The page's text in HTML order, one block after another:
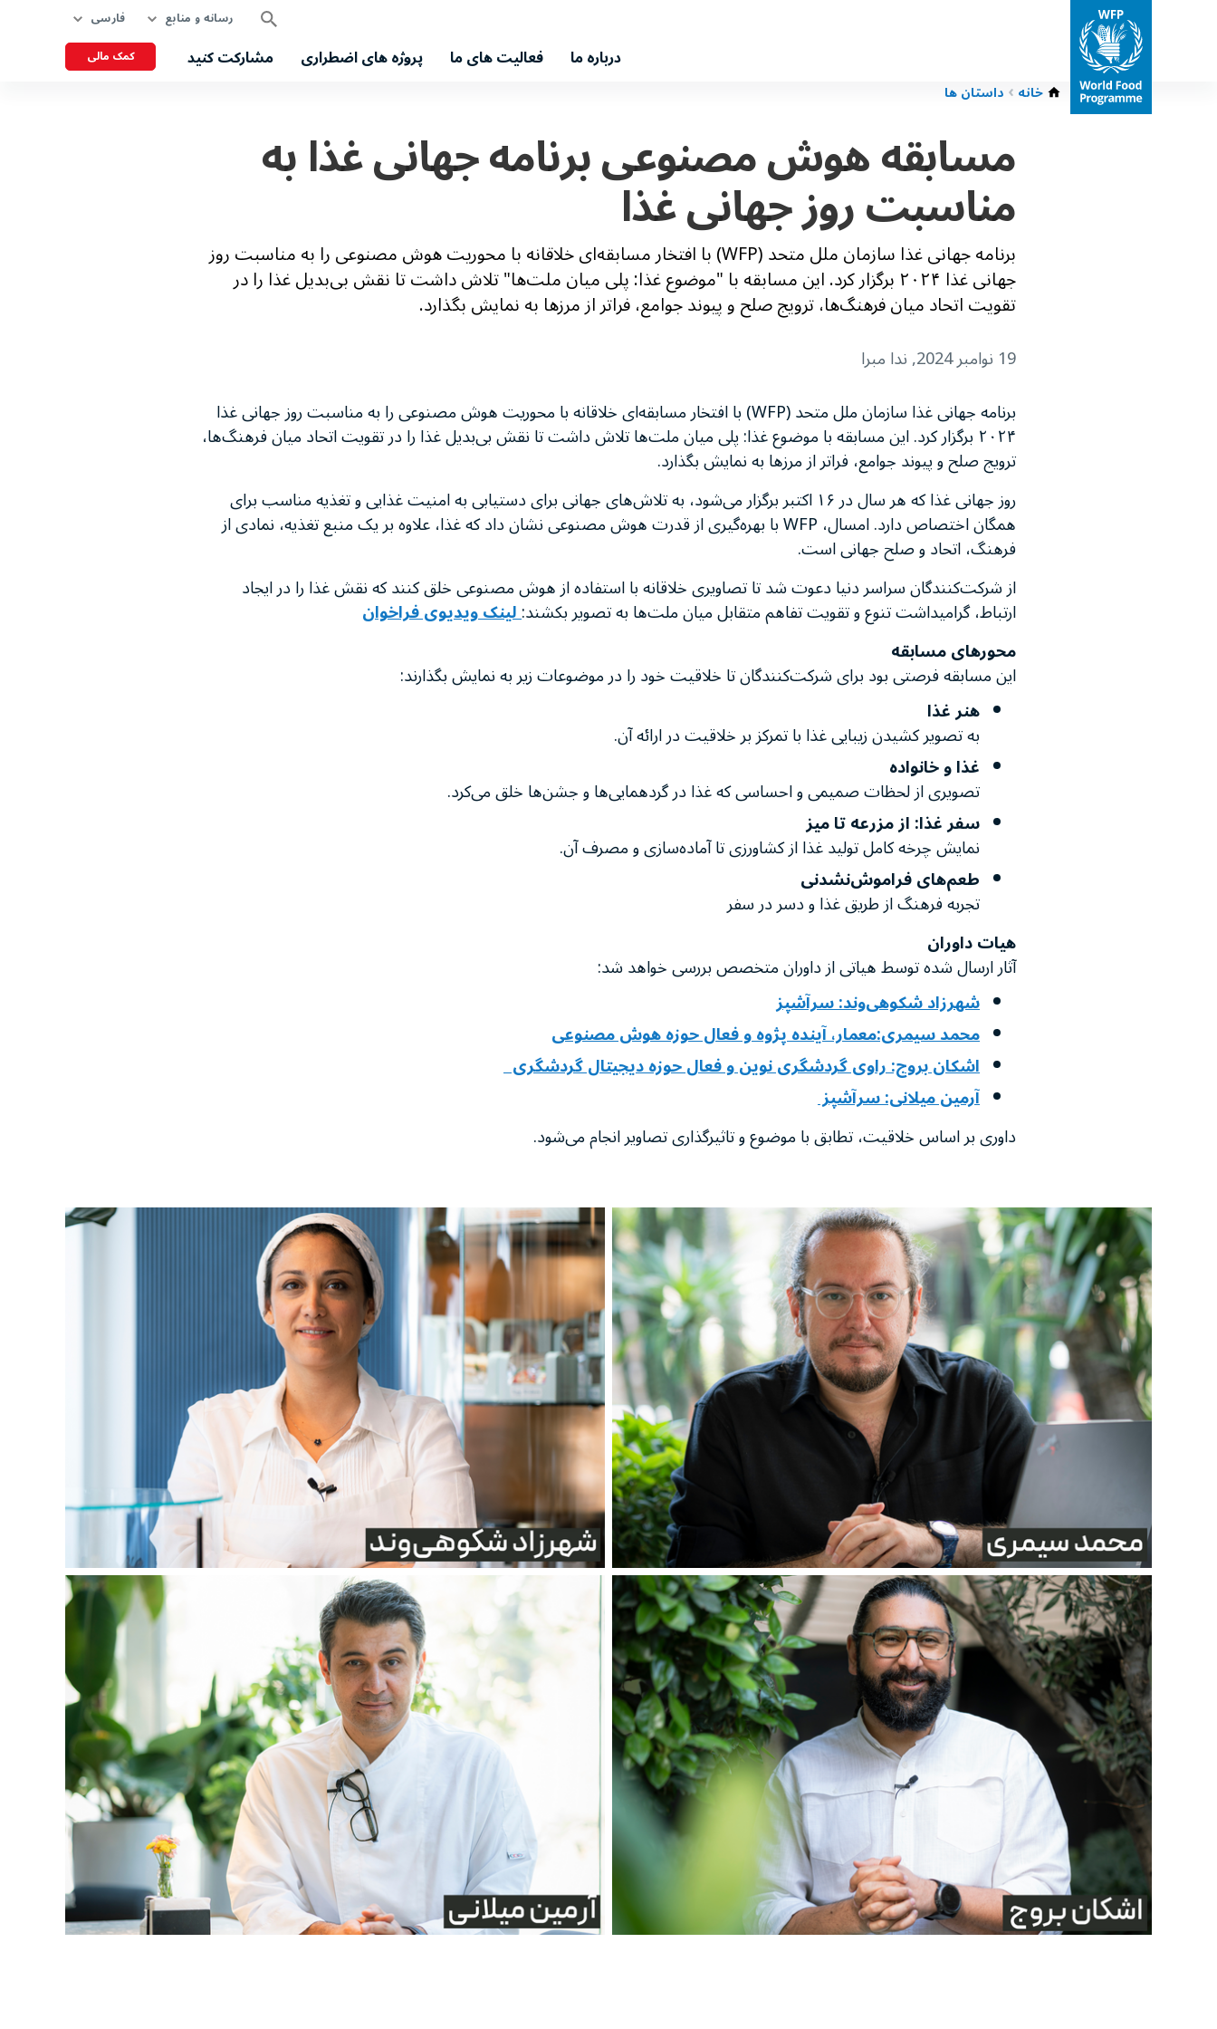
رسانه و منابع فارسی
درباره ما فعالیت های ما پروژه های اضطراری مشارکت کنید کمک مالی
خانه داستان ها
مسابقه هوش مصنوعی برنامه جهانی غذا به
مناسبت روز جهانی غذا
برنامه جهانی غذا سازمان ملل متحد (WFP) با افتخار مسابقه‌ای خلاقانه با محوریت هوش مصنوعی را به مناسبت روز
جهانی غذا ۲۰۲۴ برگزار کرد. این مسابقه با "موضوع غذا: پلی میان ملت‌ها" تلاش داشت تا نقش بی‌بدیل غذا را در
تقویت اتحاد میان فرهنگ‌ها، ترویج صلح و پیوند جوامع، فراتر از مرزها به نمایش بگذارد.
19 نوامبر 2024
, ندا مبرا
برنامه جهانی غذا سازمان ملل متحد (WFP) با افتخار مسابقه‌ای خلاقانه با محوریت هوش مصنوعی را به مناسبت روز جهانی غذا
۲۰۲۴ برگزار کرد. این مسابقه با موضوع غذا: پلی میان ملت‌ها تلاش داشت تا نقش بی‌بدیل غذا را در تقویت اتحاد میان فرهنگ‌ها،
ترویج صلح و پیوند جوامع، فراتر از مرزها به نمایش بگذارد.
روز جهانی غذا که هر سال در ۱۶ اکتبر برگزار می‌شود، به تلاش‌های جهانی برای دستیابی به امنیت غذایی و تغذیه مناسب برای
همگان اختصاص دارد. امسال، WFP با بهره‌گیری از قدرت هوش مصنوعی نشان داد که غذا، علاوه بر یک منبع تغذیه، نمادی از
فرهنگ، اتحاد و صلح جهانی است.
از شرکت‌کنندگان سراسر دنیا دعوت شد تا تصاویری خلاقانه با استفاده از هوش مصنوعی خلق کنند که نقش غذا را در ایجاد
ارتباط، گرامیداشت تنوع و تقویت تفاهم متقابل میان ملت‌ها به تصویر بکشند:لینک ویدیوی فراخوان
محورهای مسابقه
این مسابقه فرصتی بود برای شرکت‌کنندگان تا خلاقیت خود را در موضوعات زیر به نمایش بگذارند:
هنر غذا
به تصویر کشیدن زیبایی غذا با تمرکز بر خلاقیت در ارائه آن.
غذا و خانواده
تصویری از لحظات صمیمی و احساسی که غذا در گردهمایی‌ها و جشن‌ها خلق می‌کرد.
سفر غذا: از مزرعه تا میز
نمایش چرخه کامل تولید غذا از کشاورزی تا آماده‌سازی و مصرف آن.
طعم‌های فراموش‌نشدنی
تجربه فرهنگ از طریق غذا و دسر در سفر
هیات داوران
آثار ارسال‌ شده توسط هیاتی از داوران متخصص بررسی خواهد شد:
شهرزاد شکوهی‌وند: سرآشپز
محمد سیمری:معمار، آینده پژوه و فعال حوزه هوش مصنوعی
اشکان بروج: راوی گردشگری نوین و فعال حوزه دیجیتال گردشگری
آرمین میلانی: سرآشپز
داوری بر اساس خلاقیت، تطابق با موضوع و تاثیرگذاری تصاویر انجام می‌شود.